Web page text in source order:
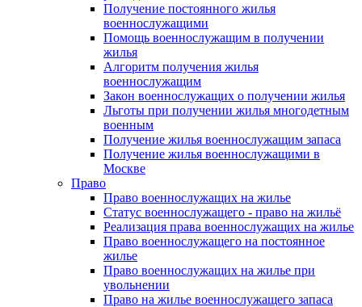
Получение постоянного жилья
военнослужащими
Помощь военнослужащим в получении
жилья
Алгоритм получения жилья
военнослужащим
Закон военнослужащих о получении жилья
Льготы при получении жилья многодетным
военным
Получение жилья военнослужащим запаса
Получение жилья военнослужащими в
Москве
Право
Право военнослужащих на жилье
Статус военнослужащего - право на жильё
Реализация права военнослужащих на жилье
Право военнослужащего на постоянное
жилье
Право военнослужащих на жилье при
увольнении
Право на жилье военнослужащего запаса